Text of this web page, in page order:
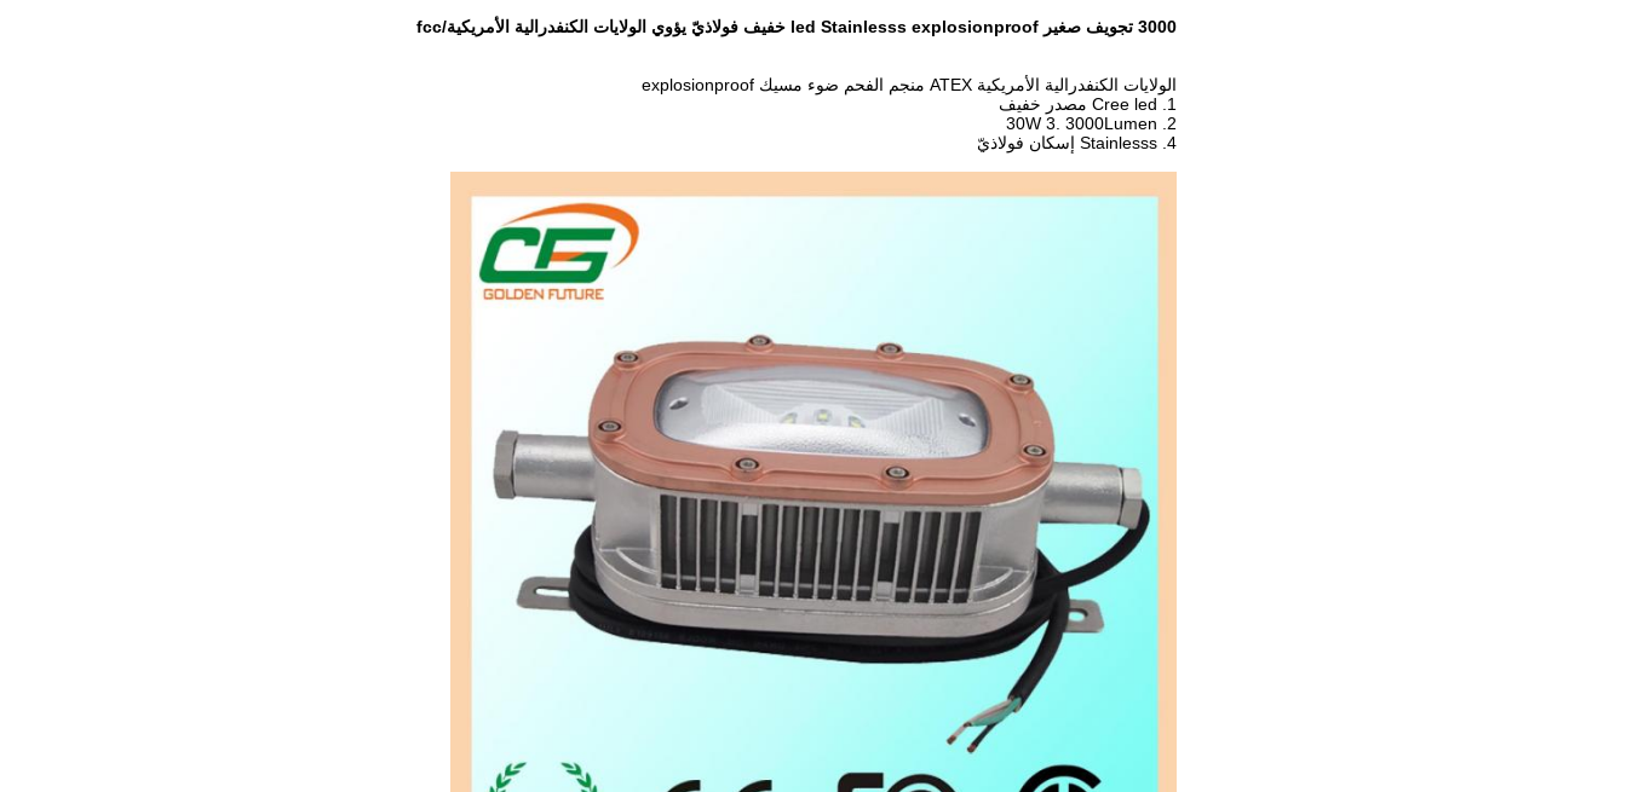
3000 تجويف صغير led Stainlesss explosionproof خفيف فولاذيّ يؤوي الولايات الكنفدرالية الأمريكية/fcc
الولايات الكنفدرالية الأمريكية ATEX منجم الفحم ضوء مسيك explosionproof
1.
Cree led مصدر خفيف
2.
30W 3. 3000Lumen
4. Stainlesss إسكان فولاذيّ